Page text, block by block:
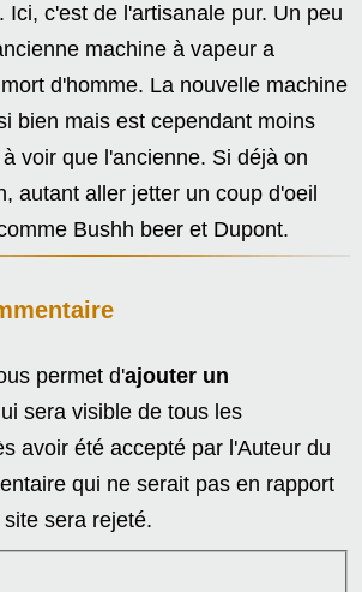
Ici, c'est de l'artisanale pur. Un peu
machine à vapeur a
d'homme. La nouvelle machine
bien mais est cependant moins
voir que l'ancienne. Si déjà on
autant aller jetter un coup d'oeil
Bushh beer et Dupont.
permet d'ajouter un
sera visible de tous les
avoir été accepté par l'Auteur du
qui ne serait pas en rapport
sera rejeté.